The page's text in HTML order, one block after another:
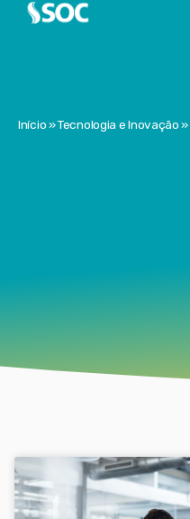
Início»Tecnologia e Inovação»